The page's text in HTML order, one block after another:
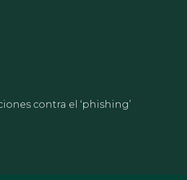
Extranet y
contra el ‘phishing’